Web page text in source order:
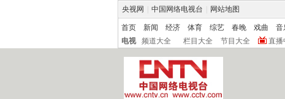
央视网 中国网络电视台 网站地图
首页 新闻 经济 体育 综艺 春晚 戏曲 音
电视
频道大全 栏目大全 节目大全 直播